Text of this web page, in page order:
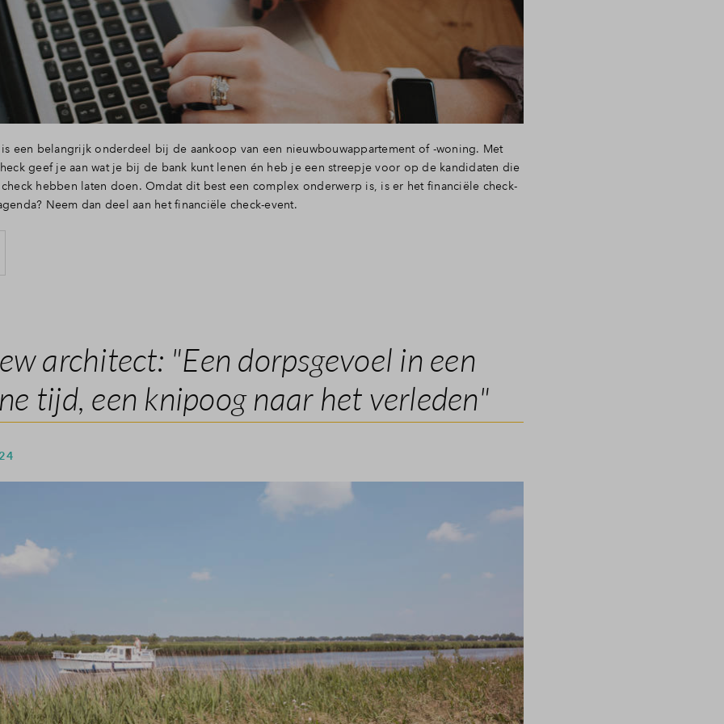
een belangrijk onderdeel bij de aankoop van een nieuwbouwappartement of -woning. Met
geef je aan wat je bij de bank kunt lenen én heb je een streepje voor op de kandidaten die
hebben laten doen. Omdat dit best een complex onderwerp is, is er het financiële check-
Neem dan deel aan het financiële check-event.
architect: "Een dorpsgevoel in een
tijd, een knipoog naar het verleden"